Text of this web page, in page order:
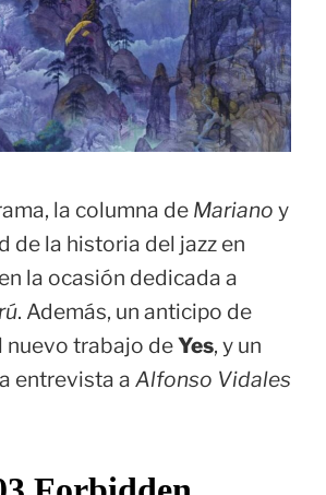
la columna de Mariano y
de la historia del jazz en
la ocasión dedicada a
. Además, un anticipo de
nuevo trabajo deYes, y un
entrevista a Alfonso Vidales